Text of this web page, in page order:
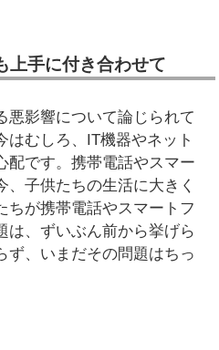
上手に付き合わせて
悪影響について論じられて
はむしろ、IT機器やネット
配です。携帯電話やスマー
、子供たちの生活に大きく
ちが携帯電話やスマートフ
は、ずいぶん前から挙げら
ず、いまだその問題はちっ